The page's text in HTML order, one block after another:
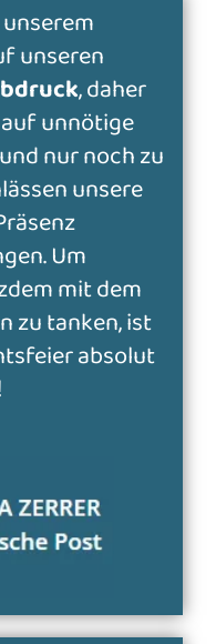
unseren
, daher
unnötige
nur noch zu
unsere
Um
mit dem
zu tanken, ist
absolut